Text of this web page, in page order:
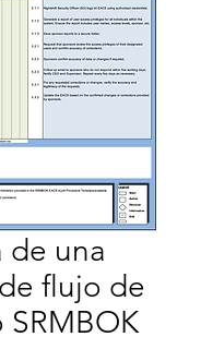
de una
flujo de
SRMBOK